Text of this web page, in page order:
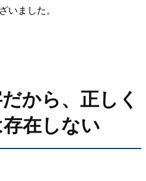
いました。
から、正しく
在しない